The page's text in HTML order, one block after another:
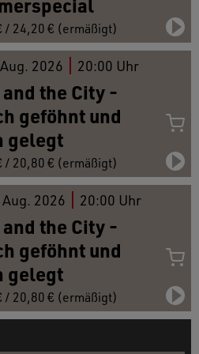
/ 24,20 € (ermäßigt)
Aug. 2026 20:00 Uhr
the City -
geföhnt und
gelegt
/ 20,80 € (ermäßigt)
Aug. 2026 20:00 Uhr
the City -
geföhnt und
gelegt
/ 20,80 € (ermäßigt)